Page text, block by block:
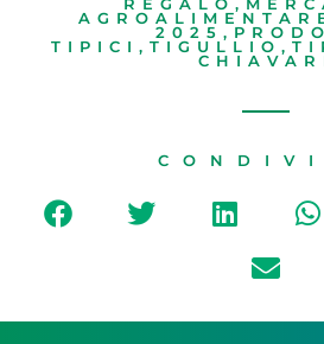
REGALO ,
2025 ,
TIPICI , TIGULLIO ,